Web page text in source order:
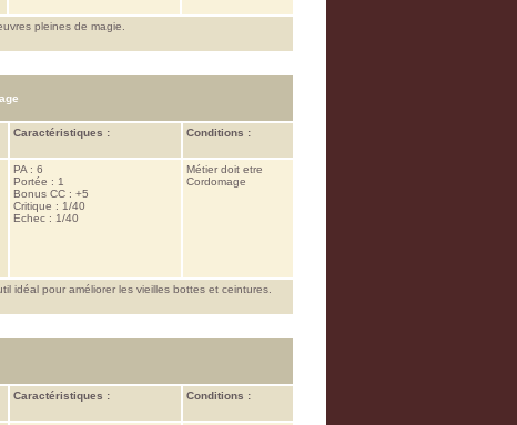
pleines de magie.
Caractéristiques : Conditions :
PA : 6
Portée : 1
Bonus CC : +5
Critique : 1/40
Echec : 1/40
Métier doit etre
Cordomage
idéal pour améliorer les vieilles bottes et ceintures.
Caractéristiques : Conditions :